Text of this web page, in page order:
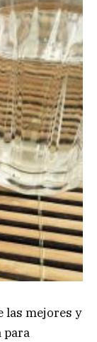
las mejores y
para